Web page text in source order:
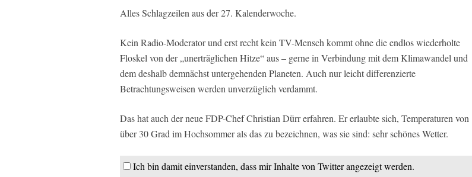
Alles Schlagzeilen aus der 27. Kalenderwoche.
Kein Radio-Moderator und erst recht kein TV-Mensch kommt ohne die endlos wiederholte
Floskel von der „unerträglichen Hitze“ aus – gerne in Verbindung mit dem Klimawandel und
dem deshalb demnächst untergehenden Planeten. Auch nur leicht differenzierte
Betrachtungsweisen werden unverzüglich verdammt.
Das hat auch der neue FDP-Chef Christian Dürr erfahren. Er erlaubte sich, Temperaturen von
über 30 Grad im Hochsommer als das zu bezeichnen, was sie sind: sehr schönes Wetter.
Ich bin damit einverstanden, dass mir Inhalte von Twitter angezeigt werden.